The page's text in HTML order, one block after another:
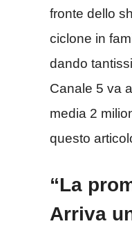
fronte dello
ciclone in
dando
Canale 5 va
media 2
questo
“La
Arriva